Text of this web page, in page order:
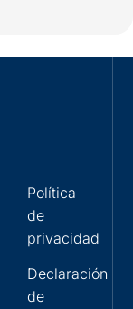
Política
de
privacidad
Declaración
de